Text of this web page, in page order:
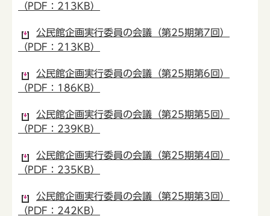
（PDF：213KB）
公民館企画実行委員の会議（第25期第7回）
（PDF：213KB）
公民館企画実行委員の会議（第25期第6回）
（PDF：186KB）
公民館企画実行委員の会議（第25期第5回）
（PDF：239KB）
公民館企画実行委員の会議（第25期第4回）
（PDF：235KB）
公民館企画実行委員の会議（第25期第3回）
（PDF：242KB）